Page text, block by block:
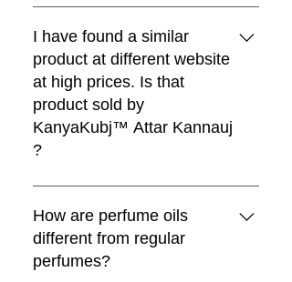
duration when applied directly to
the skin, their lasting fragrance can
be significantly extended when
applied to clothing. Additionally,
blending attars or perfumes with
carrier oils, such as coconut oil,
can enhance their longevity and
experience throughout the day.
This method not only ensures a
prolonged fragrance but also offers
versatility in application, allowing
individuals to tailor their
Kanyakubj™ Attar Kannauj
perfumes are blended by award
winning master perfumers like
Christophe Raynaud and Nanako
Ogi. We have used the finest and
most exquisite pallet of raw
materials for all the fine fragrances.
masterfully layered notes, and
intensely concentrated
formulations develop on your skin
and linger in the air for a head-
turning, compliment-getting effect.
I have found a similar
product at different website
at high prices. Is that
product sold by
KanyaKubj™ Attar Kannauj
?
No, We sell our traditional attars
only through official KanyaKubj™
Attar Kannauj website
attarkannauj.com and as a
How are perfume oils
different from regular
perfumes?